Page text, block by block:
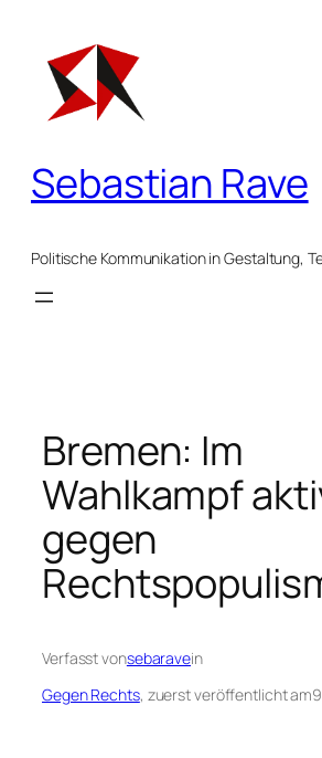
springen
Sebastian Rave
Politische Kommunikation in Gestaltung,
Bremen: Im
Wahlkampf
gegen
Verfasst vonsebaravein
Gegen Rechts, zuerst veröffentlicht am